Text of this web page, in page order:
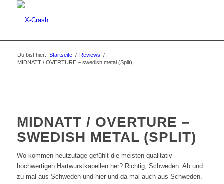
Du bist hier: Startseite / Reviews /
MIDNATT / OVERTURE – swedish metal (Split)
MIDNATT / OVERTURE –
SWEDISH METAL (SPLIT)
Wo kommen heutzutage gefühlt die meisten qualitativ
hochwertigen Hartwurstkapellen her? Richtig, Schweden. Ab und
zu mal aus Schweden und hier und da mal auch aus Schweden.